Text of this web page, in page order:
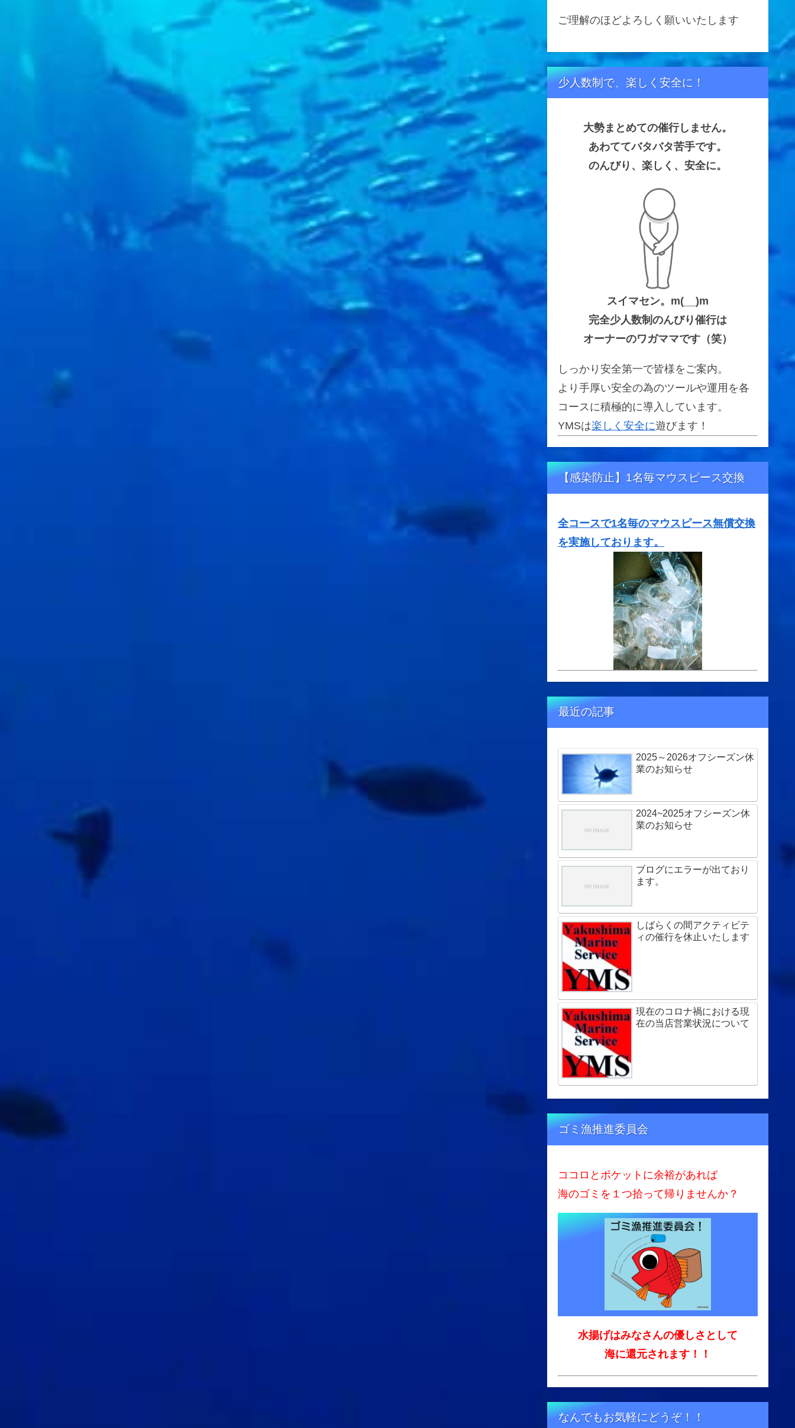
ご理解のほどよろしく願いいたします
少人数制で、楽しく安全に！
大勢まとめての催行しません。
あわててバタバタ苦手です。
のんびり、楽しく、安全に。
スイマセン。m(__)m
完全少人数制のんびり催行は
オーナーのワガママです（笑）
しっかり安全第一で皆様をご案内。
より手厚い安全の為のツールや運用を各
コースに積極的に導入しています。
YMSは楽しく安全に遊びます！
【感染防止】1名毎マウスピース交換
全コースで1名毎のマウスピース無償交換
を実施しております。
最近の記事
2025～2026オフシーズン休
業のお知らせ
2024~2025オフシーズン休
業のお知らせ
ブログにエラーが出ており
ます。
しばらくの間アクティビテ
ィの催行を休止いたします
現在のコロナ禍における現
在の当店営業状況について
ゴミ漁推進委員会
ココロとポケットに余裕があれば
海のゴミを１つ拾って帰りませんか？
水揚げはみなさんの優しさとして
海に還元されます！！
なんでもお気軽にどうぞ！！